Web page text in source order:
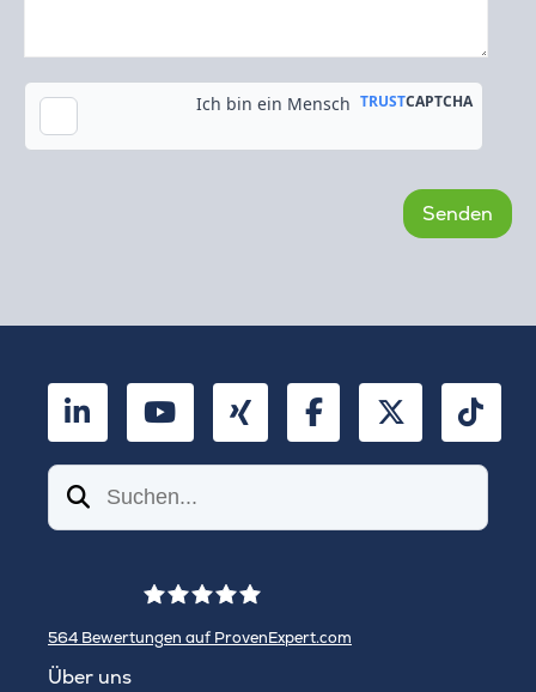
Kopie an meine E-Mail-Adresse senden
LinkedInYouTubeXing FacebookTwitter
Suchen
564 Bewertungen auf ProvenExpert.com
Über uns